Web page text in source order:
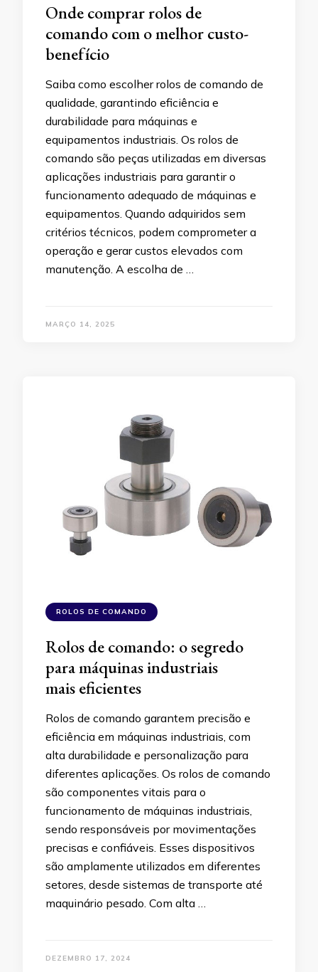
Onde comprar rolos de
comando com o melhor custo-
benefício
Saiba como escolher rolos de comando de
qualidade, garantindo eficiência e
durabilidade para máquinas e
equipamentos industriais. Os rolos de
comando são peças utilizadas em diversas
aplicações industriais para garantir o
funcionamento adequado de máquinas e
equipamentos. Quando adquiridos sem
critérios técnicos, podem comprometer a
operação e gerar custos elevados com
manutenção. A escolha de …
MARÇO 14, 2025
ROLOS DE COMANDO
Rolos de comando: o segredo
para máquinas industriais
mais eficientes
Rolos de comando garantem precisão e
eficiência em máquinas industriais, com
alta durabilidade e personalização para
diferentes aplicações. Os rolos de comando
são componentes vitais para o
funcionamento de máquinas industriais,
sendo responsáveis por movimentações
precisas e confiáveis. Esses dispositivos
são amplamente utilizados em diferentes
setores, desde sistemas de transporte até
maquinário pesado. Com alta …
DEZEMBRO 17, 2024